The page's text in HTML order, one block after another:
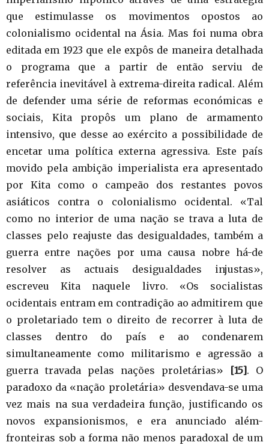
que estimulasse os movimentos opostos ao
colonialismo ocidental na Ásia. Mas foi numa obra
editada em 1923 que ele expôs de maneira detalhada
o programa que a partir de então serviu de
referência inevitável à extrema-direita radical. Além
de defender uma série de reformas económicas e
sociais, Kita propôs um plano de armamento
intensivo, que desse ao exército a possibilidade de
encetar uma política externa agressiva. Este país
movido pela ambição imperialista era apresentado
por Kita como o campeão dos restantes povos
asiáticos contra o colonialismo ocidental. «Tal
como no interior de uma nação se trava a luta de
classes pelo reajuste das desigualdades, também a
guerra entre nações por uma causa nobre há-de
resolver as actuais desigualdades injustas»,
escreveu Kita naquele livro. «Os socialistas
ocidentais entram em contradição ao admitirem que
o proletariado tem o direito de recorrer à luta de
classes dentro do país e ao condenarem
simultaneamente como militarismo e agressão a
guerra travada pelas nações proletárias»
[15] . O
paradoxo da «nação proletária» desvendava-se uma
vez mais na sua verdadeira função, justificando os
novos expansionismos, e era anunciado além-
fronteiras sob a forma não menos paradoxal de um